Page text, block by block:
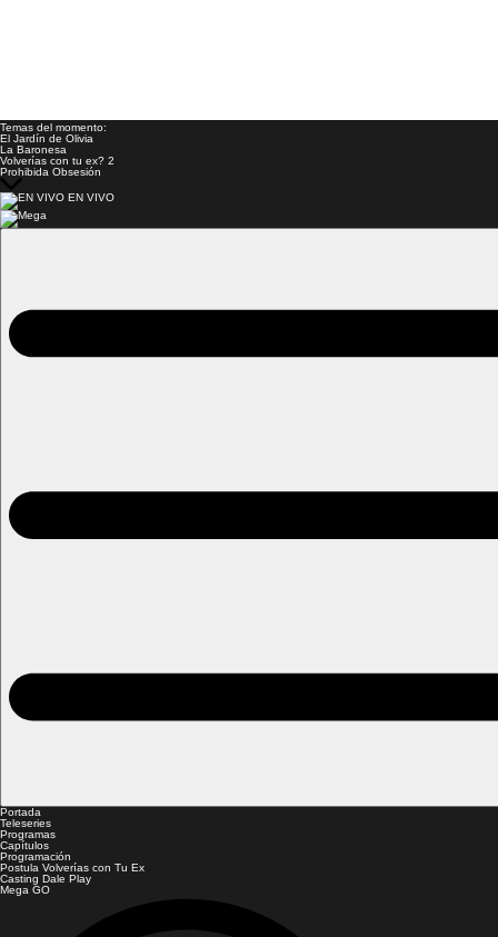
Temas del momento:
El Jardín de Olivia
La Baronesa
Volverías con tu ex? 2
Prohibida Obsesión
EN VIVO
Portada
Teleseries
Programas
Capítulos
Programación
Postula Volverías con Tu Ex
Casting Dale Play
Mega GO